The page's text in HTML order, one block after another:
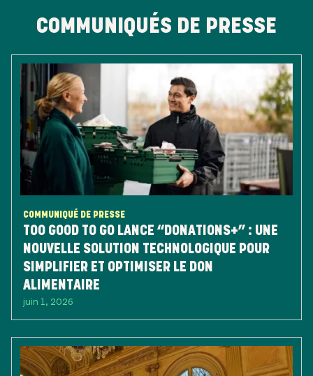
COMMUNIQUÉS DE PRESSE
COMMUNIQUÉ DE PRESSE
TOO GOOD TO GO LANCE “DONATIONS+” : UNE
NOUVELLE SOLUTION TECHNOLOGIQUE POUR
SIMPLIFIER ET OPTIMISER LE DON
ALIMENTAIRE
juin 1, 2026